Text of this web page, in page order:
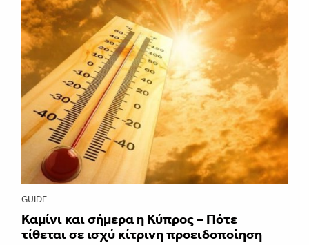
GUIDE
Καμίνι και σήμερα η Κύπρος – Πότε
τίθεται σε ισχύ κίτρινη προειδοποίηση